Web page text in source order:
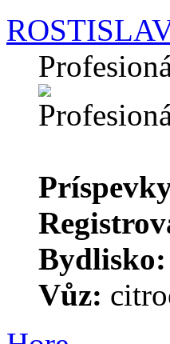
Bydlisko:
Vůz: